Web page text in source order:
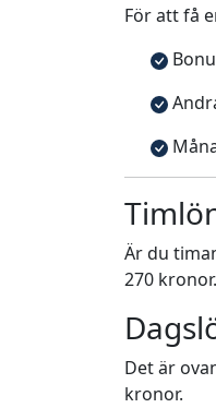
För att få
Är du
270 kronor.
Det är
kronor.